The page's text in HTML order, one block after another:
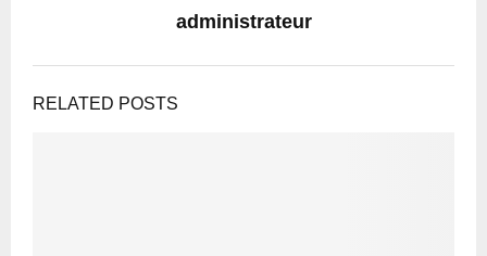
administrateur
RELATED POSTS